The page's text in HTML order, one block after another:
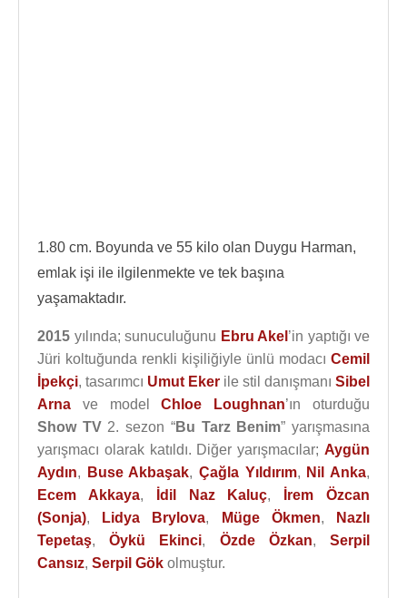
1.80 cm. Boyunda ve 55 kilo olan Duygu Harman,
emlak işi ile ilgilenmekte ve tek başına
yaşamaktadır.
2015 yılında; sunuculuğunu Ebru Akel ’in yaptığı ve
Jüri koltuğunda renkli kişiliğiyle ünlü modacı Cemil
İpekçi, tasarımcı Umut Eker ile stil danışmanı Sibel
Arna ve modelChloe Loughnan’ın oturduğu
Show TV2. sezon “Bu Tarz Benim” yarışmasına
yarışmacı olarak katıldı. Diğer yarışmacılar; Aygün
Aydın, Buse Akbaşak,Çağla Yıldırım, Nil Anka,
Ecem Akkaya, İdil Naz Kaluç,
İrem Özcan
(Sonja), Lidya Brylova, Müge Ökmen,
Nazlı
Tepetaş,Öykü Ekinci, Özde Özkan,Serpil
Cansız, Serpil Gök olmuştur.